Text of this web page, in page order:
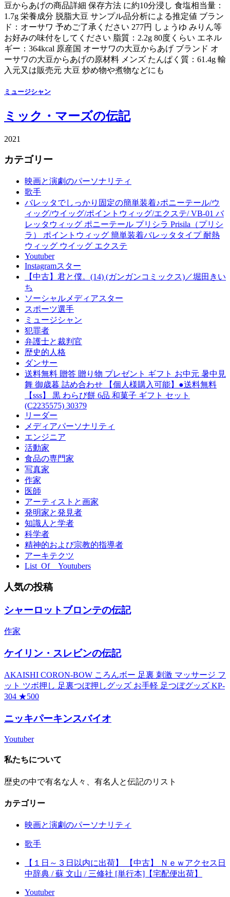
豆からあげの商品詳細 保存方法 に約10分浸し 食塩相当量：
1.7g 栄養成分 脱脂大豆 サンプル品分析による推定値 ブラン
ド：オーサワ 予めご了承ください 277円 しょうゆ みりん等
お好みの味付をしてください 脂質：2.2g 80度くらい エネル
ギー：364kcal 原産国 オーサワの大豆からあげ ブランド オ
ーサワの大豆からあげの原材料 メンズ たんぱく質：61.4g 輸
入元又は販売元 大豆 炒め物や煮物などにも
ミュージシャン
ミック・マーズの伝記
2021
カテゴリー
映画と演劇のパーソナリティ
歌手
バレッタでしっかり固定の簡単装着♪ポニーテール/ウ
ィッグ/ウイッグ/ポイントウィッグ/エクステ/ VB-01 バ
レッタウィッグ ポニーテール プリシラ Prisila（プリシ
ラ） ポイントウィッグ 簡単装着バレッタタイプ 耐熱
ウィッグ ウイッグ エクステ
Youtuber
Instagramスター
【中古】君と僕。(14) (ガンガンコミックス)／堀田きい
ち
ソーシャルメディアスター
スポーツ選手
ミュージシャン
犯罪者
弁護士と裁判官
歴史的人格
ダンサー
送料無料 贈答 贈り物 プレゼント ギフト お中元 暑中見
舞 御歳暮 詰め合わせ 【個人様購入可能】●送料無料
【sss】 黒 わらび餅 6品 和菓子 ギフト セット
(C2235575) 30379
リーダー
メディアパーソナリティ
エンジニア
活動家
食品の専門家
写真家
作家
医師
アーティストと画家
発明家と発見者
知識人と学者
科学者
精神的および宗教的指導者
アーキテクツ
List_Of__Youtubers
人気の投稿
シャーロットブロンテの伝記
作家
ケイリン・スレビンの伝記
AKAISHI CORON-BOW ころんボー 足裏 刺激 マッサージ フ
ット ツボ押し 足裏つぼ押しグッズ お手軽 足つぼグッズ KP-
304 ★500
ニッキパーキンスバイオ
Youtuber
私たちについて
歴史の中で有名な人々、有名人と伝記のリスト
カテゴリー
映画と演劇のパーソナリティ
歌手
【１日～３日以内に出荷】 【中古】 Ｎｅｗアクセス日
中辞典 / 蘇 文山 / 三修社 [単行本]【宅配便出荷】
Youtuber